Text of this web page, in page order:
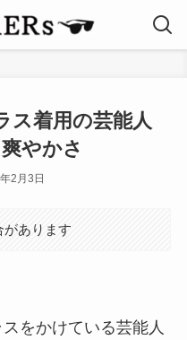
ス着用の芸能人
やかさ
2月3日
があります
をかけている芸能人